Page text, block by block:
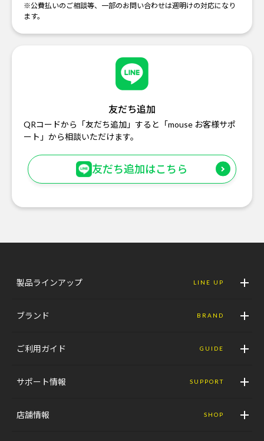
※公費払いのご相談等、一部のお問い合わせは週明けの対応になり
ます。
友だち追加
QRコードから「友だち追加」すると「mouse お客様サポ
ート」から相談いただけます。
友だち追加はこちら
製品ラインアップ LINE UP
ブランド BRAND
ご利用ガイド GUIDE
サポート情報 SUPPORT
店舗情報 SHOP